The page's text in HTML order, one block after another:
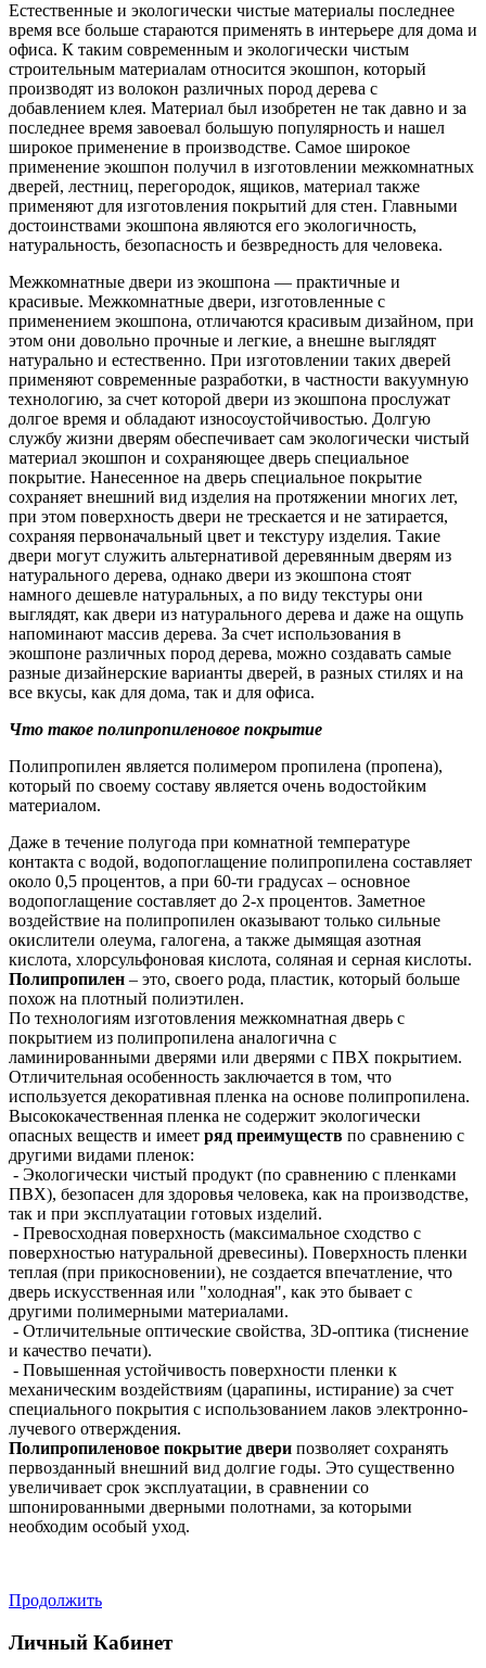
Естественные и экологически чистые материалы последнее
время все больше стараются применять в интерьере для дома и
офиса. К таким современным и экологически чистым
строительным материалам относится экошпон, который
производят из волокон различных пород дерева с
добавлением клея. Материал был изобретен не так давно и за
последнее время завоевал большую популярность и нашел
широкое применение в производстве. Самое широкое
применение экошпон получил в изготовлении межкомнатных
дверей, лестниц, перегородок, ящиков, материал также
применяют для изготовления покрытий для стен. Главными
достоинствами экошпона являются его экологичность,
натуральность, безопасность и безвредность для человека.
Межкомнатные двери из экошпона — практичные и
красивые. Межкомнатные двери, изготовленные с
применением экошпона, отличаются красивым дизайном, при
этом они довольно прочные и легкие, а внешне выглядят
натурально и естественно. При изготовлении таких дверей
применяют современные разработки, в частности вакуумную
технологию, за счет которой двери из экошпона прослужат
долгое время и обладают износоустойчивостью. Долгую
службу жизни дверям обеспечивает сам экологически чистый
материал экошпон и сохраняющее дверь специальное
покрытие. Нанесенное на дверь специальное покрытие
сохраняет внешний вид изделия на протяжении многих лет,
при этом поверхность двери не трескается и не затирается,
сохраняя первоначальный цвет и текстуру изделия. Такие
двери могут служить альтернативой деревянным дверям из
натурального дерева, однако двери из экошпона стоят
намного дешевле натуральных, а по виду текстуры они
выглядят, как двери из натурального дерева и даже на ощупь
напоминают массив дерева. За счет использования в
экошпоне различных пород дерева, можно создавать самые
разные дизайнерские варианты дверей, в разных стилях и на
все вкусы, как для дома, так и для офиса.
Что такое полипропиленовое покрытие
Полипропилен является полимером пропилена (пропена),
который по своему составу является очень водостойким
материалом.
Даже в течение полугода при комнатной температуре
контакта с водой, водопоглащение полипропилена составляет
около 0,5 процентов, а при 60-ти градусах – основное
водопоглащение составляет до 2-х процентов. Заметное
воздействие на полипропилен оказывают только сильные
окислители олеума, галогена, а также дымящая азотная
кислота, хлорсульфоновая кислота, соляная и серная кислоты.
Полипропилен – это, своего рода, пластик, который больше
похож на плотный полиэтилен.
По технологиям изготовления межкомнатная дверь с
покрытием из полипропилена аналогична с
ламинированными дверями или дверями с ПВХ покрытием.
Отличительная особенность заключается в том, что
используется декоративная пленка на основе полипропилена.
Высококачественная пленка не содержит экологически
опасных веществ и имеет ряд преимуществ по сравнению с
другими видами пленок:
- Экологически чистый продукт (по сравнению с пленками
ПВХ), безопасен для здоровья человека, как на производстве,
так и при эксплуатации готовых изделий.
- Превосходная поверхность (максимальное сходство с
поверхностью натуральной древесины). Поверхность пленки
теплая (при прикосновении), не создается впечатление, что
дверь искусственная или "холодная", как это бывает с
другими полимерными материалами.
- Отличительные оптические свойства, 3D-оптика (тиснение
и качество печати).
- Повышенная устойчивость поверхности пленки к
механическим воздействиям (царапины, истирание) за счет
специального покрытия с использованием лаков электронно-
лучевого отверждения.
Полипропиленовое покрытие двери позволяет сохранять
первозданный внешний вид долгие годы. Это существенно
увеличивает срок эксплуатации, в сравнении со
шпонированными дверными полотнами, за которыми
необходим особый уход.
Продолжить
Личный Кабинет